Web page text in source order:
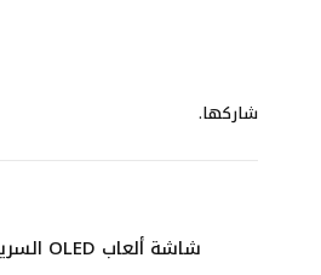
شاركها.